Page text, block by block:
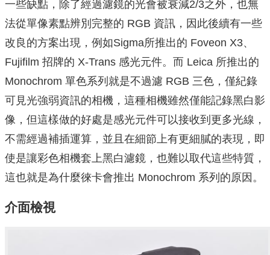
一些缺點，除了經過濾鏡的光會被衰減2/3之外，也無
法從單像素點辨別完整的 RGB 資訊，因此後續有一些
改良的方案出現，例如Sigma所推出的 Foveon X3、
Fujifilm 招牌的 X-Trans 感光元件。而 Leica 所推出的
Monochrom 單色系列就是不過濾 RGB 三色，僅紀錄
可見光強弱資訊的相機，這種相機雖然僅能記錄黑白影
像，但這樣做的好處是感光元件可以接收到更多光線，
不需經過補插運算，並且在細節上有更細膩的表現，即
使是讓彩色相機套上黑白濾鏡，也難以取代這些特質，
這也就是為什麼徠卡會推出 Monochrom 系列的原因。
介面檢視